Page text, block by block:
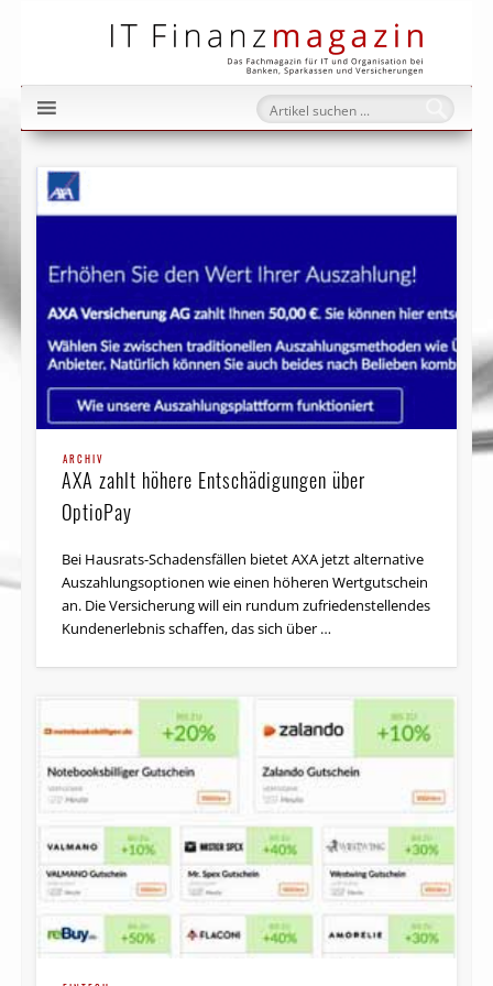
ARCHIV
AXA zahlt höhere Ent­schä­di­gun­gen über
OptioPay
Bei Hausrats-Schadensfällen bietet AXA jetzt alternative
Aus­zah­lungs­op­tio­nen wie einen höheren Wert­gut­schein
an. Die Versicherung will ein rundum zufriedenstellendes
Kundenerlebnis schaffen, das sich über …